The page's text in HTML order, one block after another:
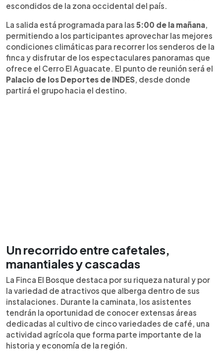
escondidos de la zona occidental del país.
La salida está programada para las 5:00 de la mañana,
permitiendo a los participantes aprovechar las mejores
condiciones climáticas para recorrer los senderos de la
finca y disfrutar de los espectaculares panoramas que
ofrece el Cerro El Aguacate. El punto de reunión será el
Palacio de los Deportes de INDES, desde donde
partirá el grupo hacia el destino.
Un recorrido entre cafetales,
manantiales y cascadas
La Finca El Bosque destaca por su riqueza natural y por
la variedad de atractivos que alberga dentro de sus
instalaciones. Durante la caminata, los asistentes
tendrán la oportunidad de conocer extensas áreas
dedicadas al cultivo de cinco variedades de café, una
actividad agrícola que forma parte importante de la
historia y economía de la región.